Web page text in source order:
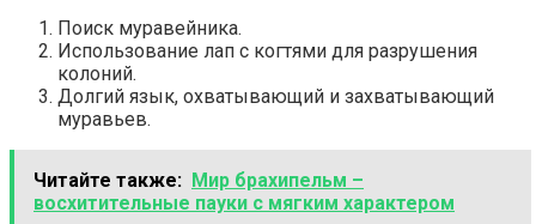
Поиск муравейника.
Использование лап с когтями для разрушения
колоний.
Долгий язык, охватывающий и захватывающий
муравьев.
Читайте также: Мир брахипельм –
восхитительные пауки с мягким характером